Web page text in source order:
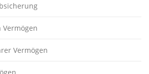
Vermögen